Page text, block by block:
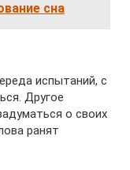
сна
испытаний, с
Другое
о своих
ранят